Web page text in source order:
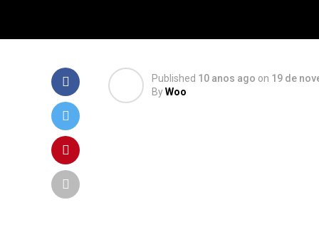
Published 10 anos ago on 19 de
ByWoo